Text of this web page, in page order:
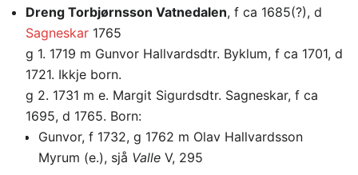
Dreng Torbjørnsson Vatnedalen, f ca 1685(?), d
Sagneskar 1765
g 1. 1719 m Gunvor Hallvardsdtr. Byklum, f ca 1701, d
1721. Ikkje born.
g 2. 1731 m e. Margit Sigurdsdtr. Sagneskar, f ca
1695, d 1765. Born:
Gunvor, f 1732, g 1762 m Olav Hallvardsson
Myrum (e.), sjå Valle V, 295